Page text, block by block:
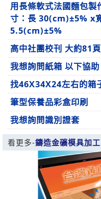
用長條軟式法國麵包製
寸：長 30(cm)±5% x
5.5(cm)±5%
高中社團校刊 大約81
我想詢問紙箱 以下協助
找46X34X24左右的箱
筆型保養品彩盒印刷
我想詢問識別證套
看更多-鑄造金礦模具加工